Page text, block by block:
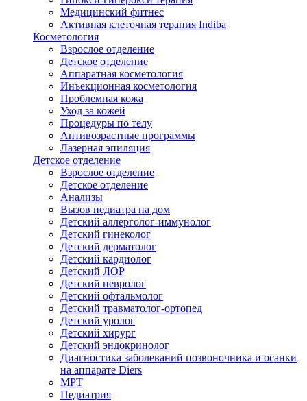
Медицинский фитнес
Активная клеточная терапия Indiba
Косметология
Взрослое отделение
Детское отделение
Аппаратная косметология
Инъекционная косметология
Проблемная кожа
Уход за кожей
Процедуры по телу
Антивозрастные программы
Лазерная эпиляция
Детское отделение
Взрослое отделение
Детское отделение
Анализы
Вызов педиатра на дом
Детский аллерголог-иммунолог
Детский гинеколог
Детский дерматолог
Детский кардиолог
Детский ЛОР
Детский невролог
Детский офтальмолог
Детский травматолог-ортопед
Детский уролог
Детский хирург
Детский эндокринолог
Диагностика заболеваний позвоночника и осанки
на аппарате Diers
МРТ
Педиатрия